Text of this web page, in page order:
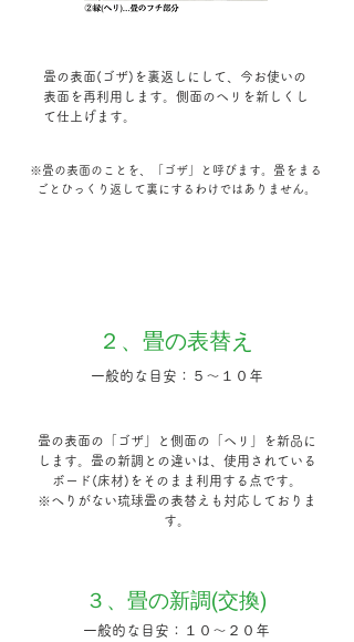
畳の表面(ゴザ)を裏返しにして、今お使いの
表面を再利用します。側面のヘリを新しくし
て仕上げます。
※畳の表面のことを、「ゴザ」と呼びます。畳をまる
ごとひっくり返して裏にするわけではありません。
２、畳の表替え
一般的な目安：５～１０年
畳の表面の「ゴザ」と側面の「ヘリ」を新品に
します。畳の新調との違いは、​使用されている
ボード(床材)をそのまま利用する点です。
※​へりがない琉球畳の表替えも対応しておりま
す。
３、畳の新調(交換)
一般的な目安：１０～２０年